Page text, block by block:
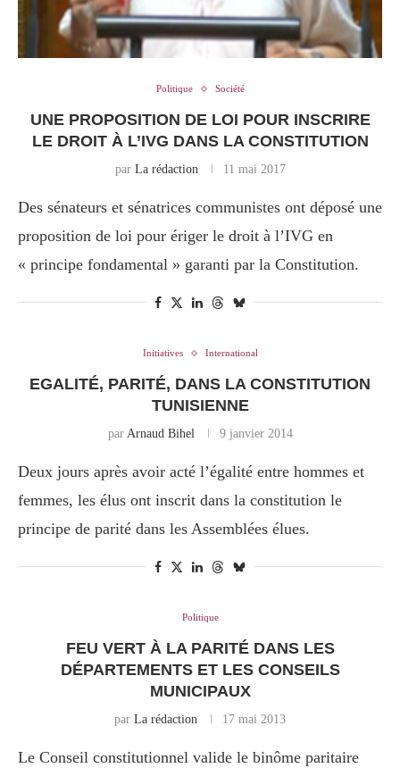
Politique Société
UNE PROPOSITION DE LOI POUR INSCRIRE
LE DROIT À L’IVG DANS LA CONSTITUTION
par La rédaction 11 mai 2017
Des sénateurs et sénatrices communistes ont déposé une
proposition de loi pour ériger le droit à l’IVG en
« principe fondamental » garanti par la Constitution.
Initiatives International
EGALITÉ, PARITÉ, DANS LA CONSTITUTION
TUNISIENNE
par Arnaud Bihel 9 janvier 2014
Deux jours après avoir acté l’égalité entre hommes et
femmes, les élus ont inscrit dans la constitution le
principe de parité dans les Assemblées élues.
Politique
FEU VERT À LA PARITÉ DANS LES
DÉPARTEMENTS ET LES CONSEILS
MUNICIPAUX
par La rédaction 17 mai 2013
Le Conseil constitutionnel valide le binôme paritaire